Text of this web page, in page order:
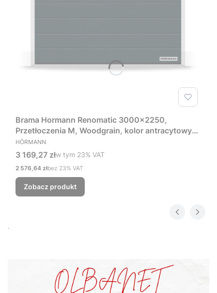
Brama Hormann Renomatic 3000x2250,
Przetłoczenia M, Woodgrain, kolor antracytowy
RAL 7016 + Prowadzenie Z
PRODUCENT
HÖRMANN
Cena brutto
3 169,27 złw tym %s VAT
w tym 23% VAT
Cena netto
2 576,64 złbez 23% VAT
Zobacz produkt